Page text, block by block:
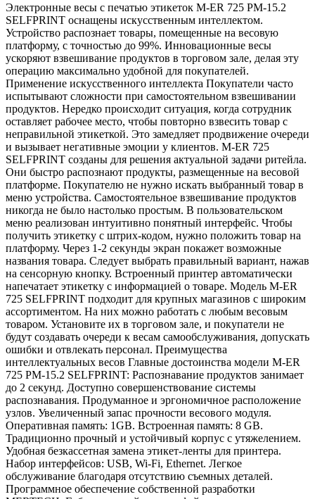
Электронные весы с печатью этикеток M-ER 725 PM-15.2
SELFPRINT оснащены искусственным интеллектом.
Устройство распознает товары, помещенные на весовую
платформу, с точностью до 99%. Инновационные весы
ускоряют взвешивание продуктов в торговом зале, делая эту
операцию максимально удобной для покупателей.
Применение искусственного интеллекта Покупатели часто
испытывают сложности при самостоятельном взвешивании
продуктов. Нередко происходит ситуация, когда сотрудник
оставляет рабочее место, чтобы повторно взвесить товар с
неправильной этикеткой. Это замедляет продвижение очереди
и вызывает негативные эмоции у клиентов. M-ER 725
SELFPRINT созданы для решения актуальной задачи ритейла.
Они быстро распознают продукты, размещенные на весовой
платформе. Покупателю не нужно искать выбранный товар в
меню устройства. Самостоятельное взвешивание продуктов
никогда не было настолько простым. В пользовательском
меню реализован интуитивно понятный интерфейс. Чтобы
получить этикетку с штрих-кодом, нужно положить товар на
платформу. Через 1-2 секунды экран покажет возможные
названия товара. Следует выбрать правильный вариант, нажав
на сенсорную кнопку. Встроенный принтер автоматически
напечатает этикетку с информацией о товаре. Модель M-ER
725 SELFPRINT подходит для крупных магазинов с широким
ассортиментом. На них можно работать с любым весовым
товаром. Установите их в торговом зале, и покупатели не
будут создавать очереди к весам самообслуживания, допускать
ошибки и отвлекать персонал. Преимущества
интеллектуальных весов Главные достоинства модели M-ER
725 PM-15.2 SELFPRINT: Распознавание продуктов занимает
до 2 секунд. Доступно совершенствование системы
распознавания. Продуманное и эргономичное расположение
узлов. Увеличенный запас прочности весового модуля.
Оперативная память: 1GB. Встроенная память: 8 GB.
Традиционно прочный и устойчивый корпус с утяжелением.
Удобная безкассетная замена этикет-ленты для принтера.
Набор интерфейсов: USB, Wi-Fi, Ethernet. Легкое
обслуживание благодаря отсутствию съемных деталей.
Программное обеспечение собственной разработки